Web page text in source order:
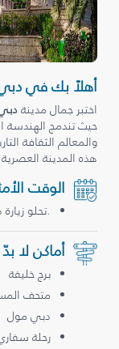
أهلاً بك في
اختبر جمال مدينة
حيث تندمج الهندسة
والمعالم الثقافة
هذه المدينة
الوقت
.تحلو
أماكن لا
برج خليفة
متحف
دبي مول
رحلة